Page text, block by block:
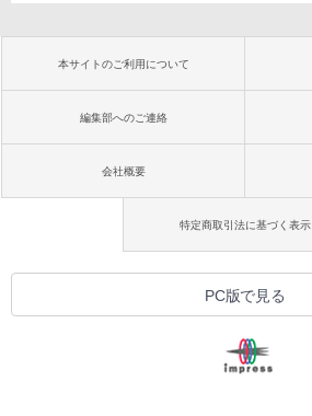
本サイトのご利用について
編集部へのご連絡
会社概要
特定商取引法に基づく表示
PC版で見る